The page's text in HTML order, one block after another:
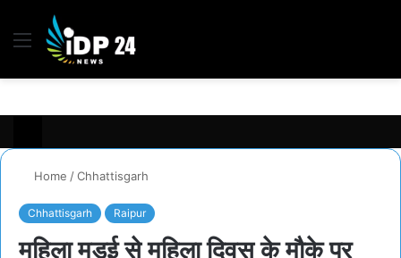
Menu
Home /Chhattisgarh
Chhattisgarh Raipur
महिला मड़ई से महिला दिवस के मौके पर